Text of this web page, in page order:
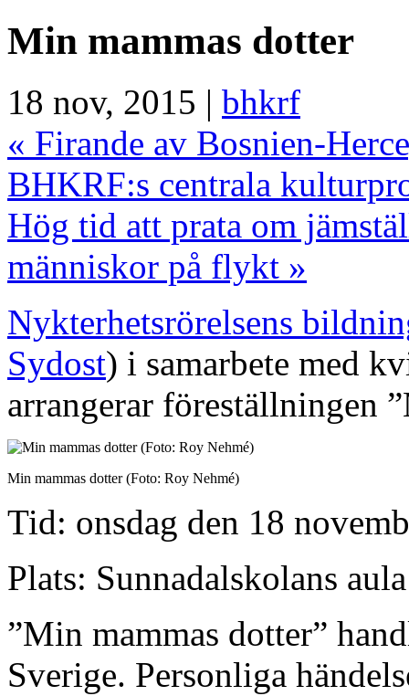
Min mammas dotter
18 nov, 2015 | bhkrf
« Firande av Bosnien-
BHKRF:s centrala
Hög tid att prata om
människor på flykt »
Nykterhetsrörelsens
Sydost) i samarbete med
arrangerar föreställningen
Min mammas dotter (Foto: Roy Nehmé)
Tid: onsdag den 18
Plats: Sunnadalskolans
”Min mammas dotter”
Sverige. Personliga